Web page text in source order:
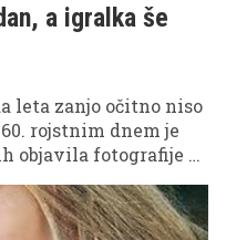
a igralka še
leta zanjo očitno niso
rojstnim dnem je
objavila fotografije z
navdušila svoje